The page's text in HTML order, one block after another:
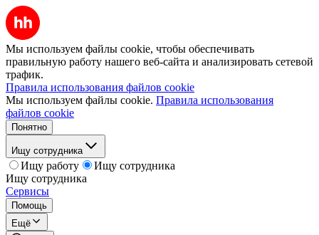
Мы используем файлы cookie, чтобы обеспечивать
правильную работу нашего веб-сайта и анализировать сетевой
трафик.
Правила использования файлов cookie
Мы используем файлы cookie. Правила использования
файлов cookie
Понятно
Ищу сотрудника
Ищу работу
Ищу сотрудника
Ищу сотрудника
Сервисы
Помощь
Ещё